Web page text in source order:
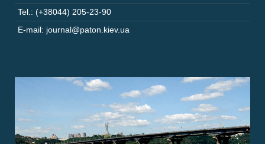
Tel.: (+38044) 205-23-90
E-mail: journal@paton.kiev.ua